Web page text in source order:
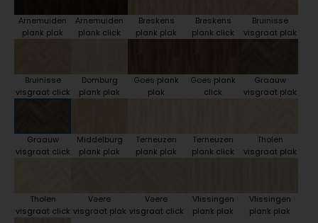
Arnemuiden
plank plak
Arnemuiden
plank click
Breskens
plank plak
Breskens
plank click
Bruinisse
visgraat plak
Bruinisse
visgraat click
Domburg
plank plak
Goes plank
plak
Goes plank
click
Graauw
visgraat plak
Graauw
visgraat click
Middelburg
plank plak
Terneuzen
plank plak
Terneuzen
plank click
Tholen
visgraat plak
Tholen
visgraat click
Veere
visgraat plak
Veere
visgraat click
Vlissingen
plank plak
Vlissingen
plank plak